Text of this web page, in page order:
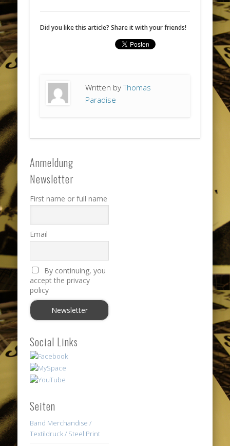
Did you like this article? Share it with your friends!
Written byThomas
Paradise
Anmeldung
Newsletter
First name or full name
Email
By continuing, you
accept the privacy
policy
Social Links
Seiten
Band Merchandise /
Textildruck / Steel Print